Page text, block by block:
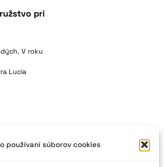
používaní súborov cookies
pri
V roku
Lucia